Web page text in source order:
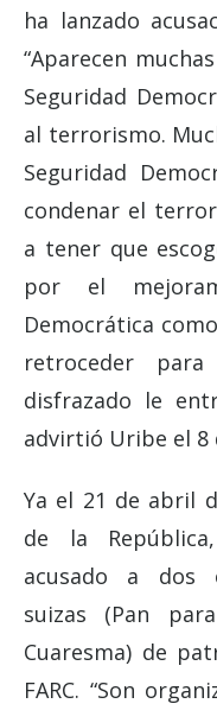
ha lanzado
“Aparecen
Seguridad
al terrorismo.
Seguridad
condenar el
a tener que
por el
Democrática
retroceder
disfrazado le
advirtió Uribe el 8
Ya el 21 de abril
de la
acusado a dos
suizas (Pan
Cuaresma) de
FARC. “Son